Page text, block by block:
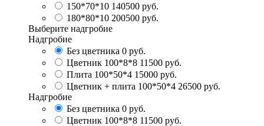
150*70*10 140500 руб.
180*80*10 200500 руб.
Выберите надгробие
Надгробие
Без цветника 0 руб.
Цветник 100*8*8 11500 руб.
Плита 100*50*4 15000 руб.
Цветник + плита 100*50*4 26500 руб.
Надгробие
Без цветника 0 руб.
Цветник 100*8*8 11500 руб.